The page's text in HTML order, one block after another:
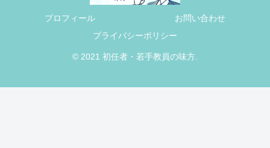
プロフィール
お問い合わせ
プライバシーポリシー
© 2021 初任者・若手教員の味方.